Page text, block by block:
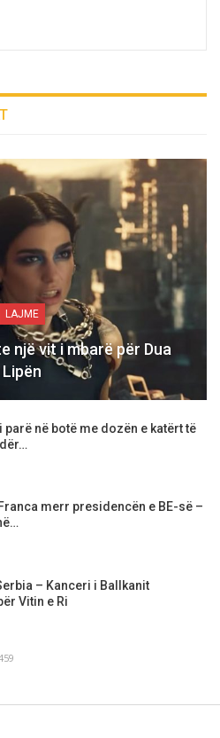
LAJME
një vit i mbarë për Dua
Lipën
parë në botë me dozën e katërt të
merr presidencën e BE-së –
– Kanceri i Ballkanit
Vitin e Ri